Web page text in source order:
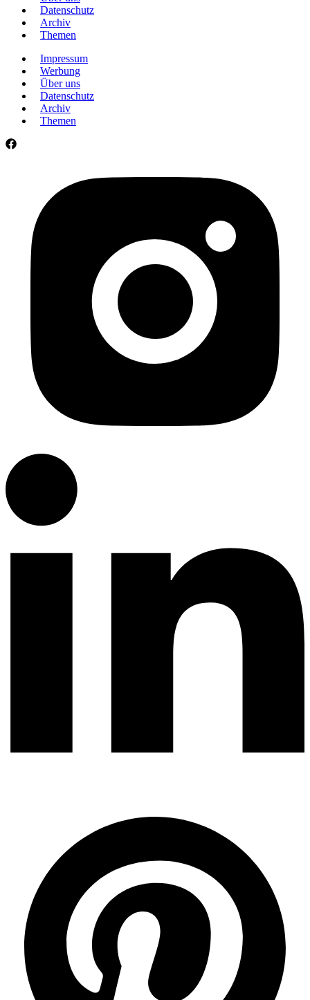
Datenschutz
Archiv
Themen
Impressum
Werbung
Über uns
Datenschutz
Archiv
Themen